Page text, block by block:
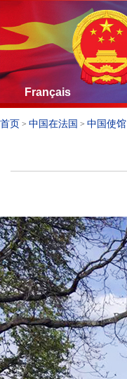
Français
首页 > 中国在法国 > 中国使馆